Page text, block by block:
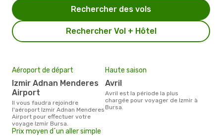
Rechercher Vol + Hôtel
Rechercher des vols
Aéroport de départ
Izmir Adnan Menderes
Airport
Il vous faudra rejoindre
l'aéroport Izmir Adnan Menderes
Airport pour effectuer votre
voyage Izmir Bursa.
Haute saison
avril
avril est la période la plus
chargée pour voyager de Izmir à
Bursa.
Prix moyen d´un aller simple